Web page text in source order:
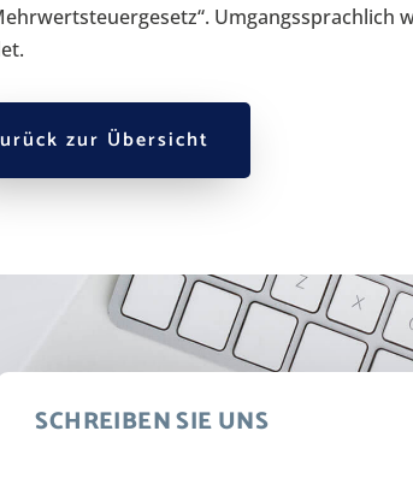
Umgangssprachlich
zur Übersicht
SCHREIBEN SIE UNS